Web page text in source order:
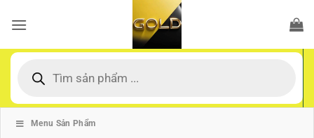
qua
dung
kiếm
Menu Sản Phẩm